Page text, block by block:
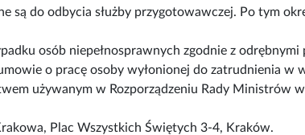
są do odbycia służby przygotowawczej. Po tym
osób niepełnosprawnych zgodnie z odrębnymi
o pracę osoby wyłonionej do zatrudnienia w
używanym w Rozporządzeniu Rady Ministrów
Plac Wszystkich Świętych 3-4, Kraków.